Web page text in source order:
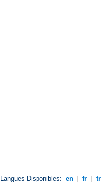
Langues Disponibles: en fr tr